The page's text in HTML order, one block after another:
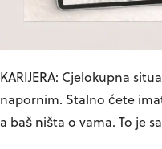
KARIJERA: Cjelokupna
napornim. Stalno ćete
a baš ništa o vama. To je